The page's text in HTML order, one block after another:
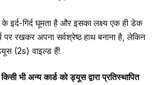
इर्द-गिर्द घूमता है और इसका लक्ष्य एक ही डेक
पर रखकर अपना सर्वश्रेष्ठ हाथ बनाना है, लेकिन
(2s) वाइल्ड हैं!
किसी भी अन्य कार्ड को ड्यूस द्वारा प्रतिस्थापित